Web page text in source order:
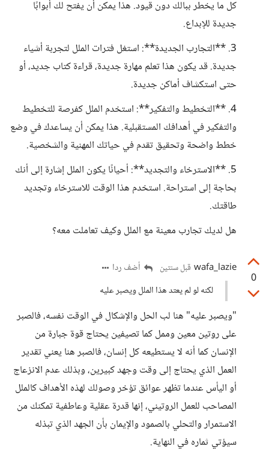
كل ما يخطر ببالك دون قيود. هذا يمكن أن يفتح لك أبوابًا
جديدة للإبداع.
3. **التجارب الجديدة**: استغل فترات الملل لتجربة أشياء
جديدة. قد يكون هذا تعلم مهارة جديدة، قراءة كتاب جديد، أو
حتى استكشاف أماكن جديدة.
4. **التخطيط والتفكير**: استخدم الملل كفرصة للتخطيط
والتفكير في أهدافك المستقبلية. هذا يمكن أن يساعدك في وضع
خطط واضحة وتحقيق تقدم في حياتك المهنية والشخصية.
5. **الاسترخاء والتجديد**: أحيانًا يكون الملل إشارة إلى أنك
بحاجة إلى استراحة. استخدم هذا الوقت للاسترخاء وتجديد
طاقتك.
هل لديك تجارب معينة مع الملل وكيف تعاملت معه؟
0
wafa_lazie قبل سنتين
أضف ردا
لكنه لو لم يعتد هذا الملل ويصبر عليه
"ويصبر عليه" هنا لب الحل والإشكال في الوقت نفسه، فالصبر
على روتين معين وممل كما تصيفين يحتاج قوة جبارة من
الإنسان كما أنه لا يستطيعه كل إنسان، فالصبر هنا يعني تقدير
العمل الذي يحتاج إلى وقت وجهد كبيرين، وبذلك عدم الانزعاج
أو اليأس عندما تظهر عوائق تؤخر وصولك لهذه الأهداف كالملل
المصاحب للعمل الروتيني، إنها قدرة عقلية وعاطفية تمكنك من
الاستمرار والتحلي بالصمود والإيمان بأن الجهد الذي تبذله
سيؤتي ثماره في النهاية.